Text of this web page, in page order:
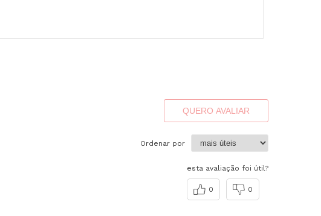
QUERO AVALIAR
Ordenar por
esta avaliação foi útil?
0 0